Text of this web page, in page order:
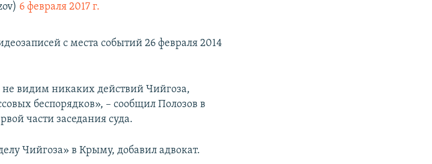
6 февраля 2017 г.
с места событий 26 февраля 2014
видим никаких действий Чийгоза,
беспорядков», – сообщил Полозов в
части заседания суда.
Чийгоза» в Крыму, добавил адвокат.